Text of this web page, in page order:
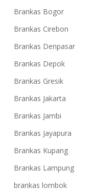
Brankas Bogor
Brankas Cirebon
Brankas Denpasar
Brankas Depok
Brankas Gresik
Brankas Jakarta
Brankas Jambi
Brankas Jayapura
Brankas Kupang
Brankas Lampung
brankas lombok